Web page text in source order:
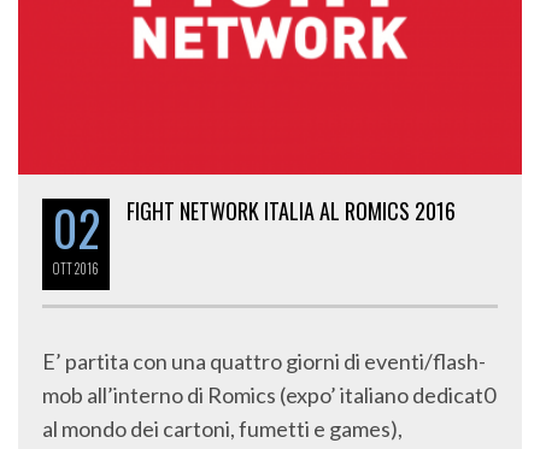
02
OTT2016
FIGHT NETWORK ITALIA AL ROMICS 2016
E’ partita con una quattro giorni di eventi/flash-
mob all’interno di Romics (expo’ italiano dedicat0
al mondo dei cartoni, fumetti e games),